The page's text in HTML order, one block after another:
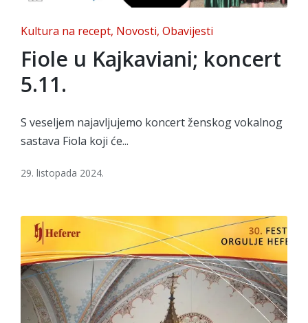
Posted
in
Kultura na recept Novosti Obavijesti
Fiole u Kajkaviani; koncert
5.11.
S veseljem najavljujemo koncert ženskog vokalnog
sastava Fiola koji će...
29. listopada 2024.